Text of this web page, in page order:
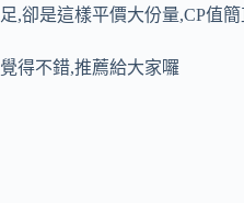
足,卻是這樣平價大份量,CP值
覺得不錯,推薦給大家囉